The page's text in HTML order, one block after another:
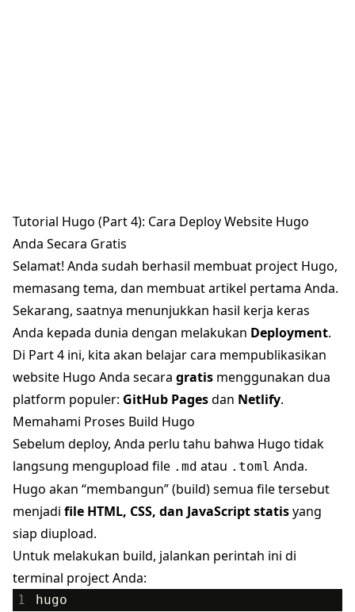
Tutorial Hugo (Part 4): Cara Deploy Website Hugo
Anda Secara Gratis
Selamat! Anda sudah berhasil membuat project Hugo,
memasang tema, dan membuat artikel pertama Anda.
Sekarang, saatnya menunjukkan hasil kerja keras
Anda kepada dunia dengan melakukan Deployment.
Di Part 4 ini, kita akan belajar cara mempublikasikan
website Hugo Anda secara gratis menggunakan dua
platform populer: GitHub Pagesdan Netlify.
Memahami Proses Build Hugo
Sebelum deploy, Anda perlu tahu bahwa Hugo tidak
langsung mengupload file .md atau .toml Anda.
Hugo akan “membangun” (build) semua file tersebut
menjadi file HTML, CSS, dan JavaScript statisyang
siap diupload.
Untuk melakukan build, jalankan perintah ini di
terminal project Anda:
1 hugo